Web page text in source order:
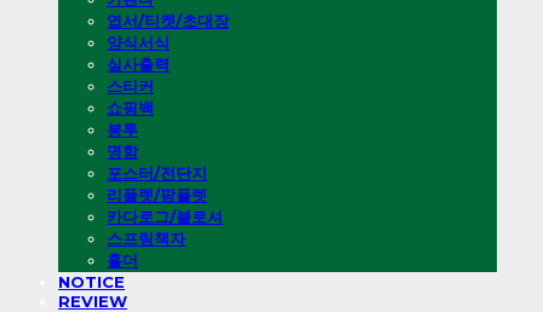
엽서/티켓/초대장
양식서식
실사출력
스티커
쇼핑백
봉투
명함
포스터/전단지
리플렛/팜플렛
카다로그/블로셔
스프링책자
홀더
NOTICE
REVIEW